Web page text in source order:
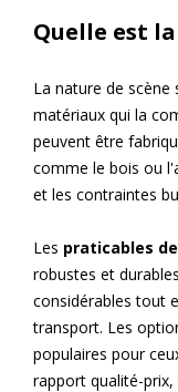
Quelle est
La nature de
matériaux qui la
peuvent être
comme le bois ou
et les contraintes
Les praticables
robustes et
considérables tout
transport. Les
populaires pour
rapport qualité-